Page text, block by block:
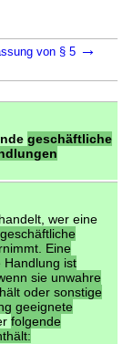
von § 5 →
geschäftliche
wer eine
Eine
Handlung ist
sie unwahre
oder sonstige
geeignete
folgende